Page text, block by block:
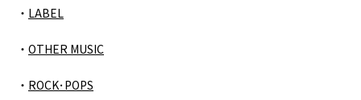
LABEL
OTHER MUSIC
ROCK･POPS